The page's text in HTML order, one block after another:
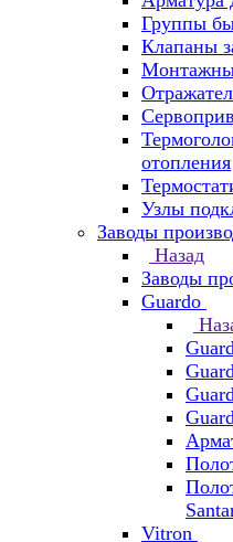
Группы
Клапаны
отопления
Узлы
Заводы
Назад
Заводы
Guardo
Vitron